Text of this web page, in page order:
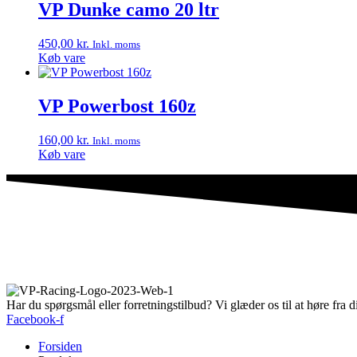
VP Dunke camo 20 ltr
450,00 kr. Inkl. moms
Køb vare
VP Powerbost 160z
160,00 kr. Inkl. moms
Køb vare
Har du spørgsmål eller forretningstilbud? Vi glæder os til at høre fra
Facebook-f
Forsiden